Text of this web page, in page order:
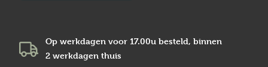
Op werkdagen voor 17.00u besteld, binnen
2 werkdagen thuis